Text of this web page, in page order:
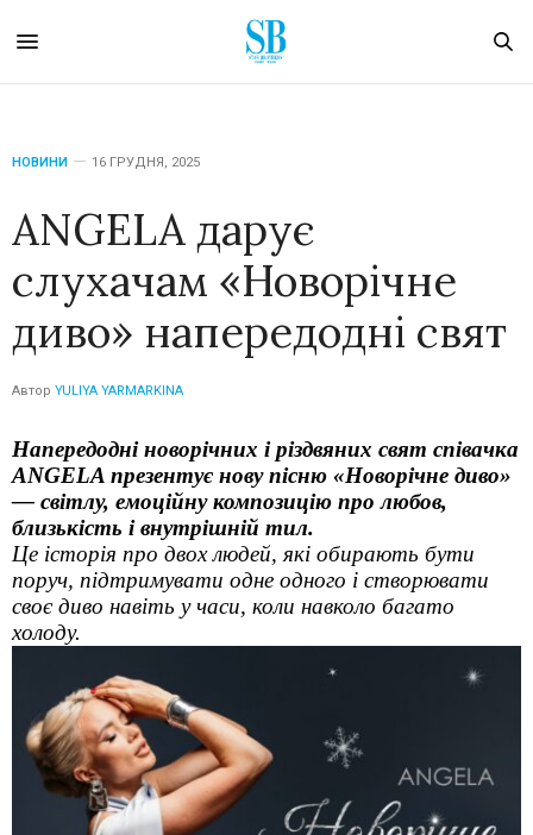
НОВИНИ 16 ГРУДНЯ, 2025
ANGELA дарує
слухачам «Новорічне
диво» напередодні свят
Автор YULIYA YARMARKINA
Напередодні новорічних і різдвяних свят співачка
ANGELA презентує нову пісню «Новорічне диво»
— світлу, емоційну композицію про любов,
близькість і внутрішній тил.
Це історія про двох людей, які обирають бути
поруч, підтримувати одне одного і створювати
своє диво навіть у часи, коли навколо багато
холоду.